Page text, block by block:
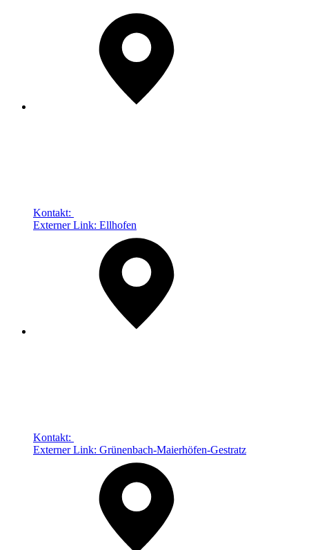
Kontakt:
Externer Link: Ellhofen
Kontakt:
Externer Link: Grünenbach-Maierhöfen-Gestratz